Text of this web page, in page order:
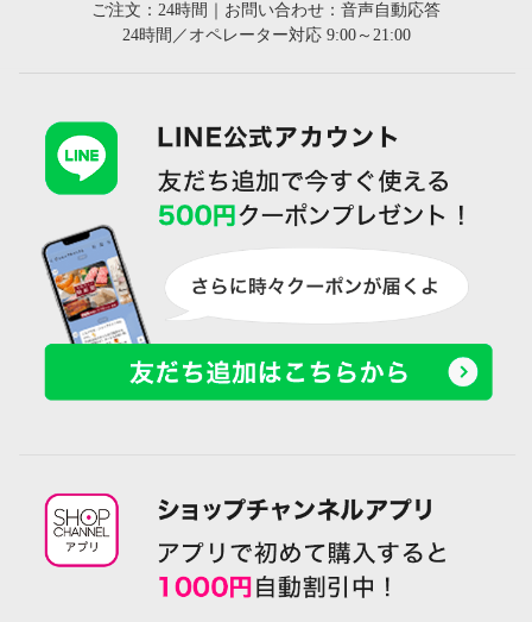
ご注文：24時間｜お問い合わせ：音声自動応答
24時間／オペレーター対応 9:00～21:00